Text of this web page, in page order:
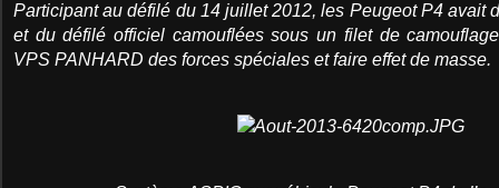
Participant au défilé du 14 juillet 2012, les Peugeot P4 avait
et du défilé officiel camouflées sous un filet de
VPS PANHARD des forces spéciales et faire effet de masse.